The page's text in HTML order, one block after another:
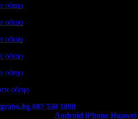
общо
общо
общо
общо
общо
общо
087 530 1090
Android iPhone Huawei